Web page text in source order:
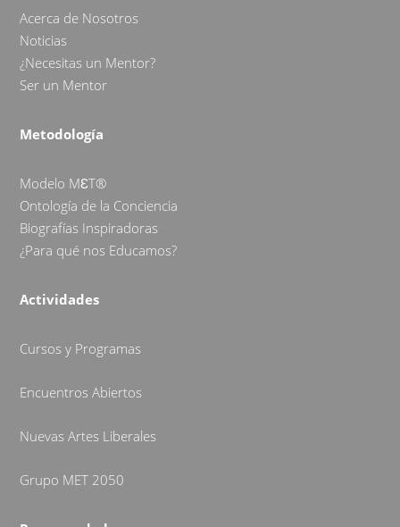
Acerca de Nosotros
Noticias
¿Necesitas un Mentor?
Ser un Mentor
Metodología
Modelo MƐT®
Ontología de la Conciencia
Biografías Inspiradoras
¿Para qué nos Educamos?
Actividades
Cursos y Programas
Encuentros Abiertos
Nuevas Artes Liberales
Grupo MET 2050